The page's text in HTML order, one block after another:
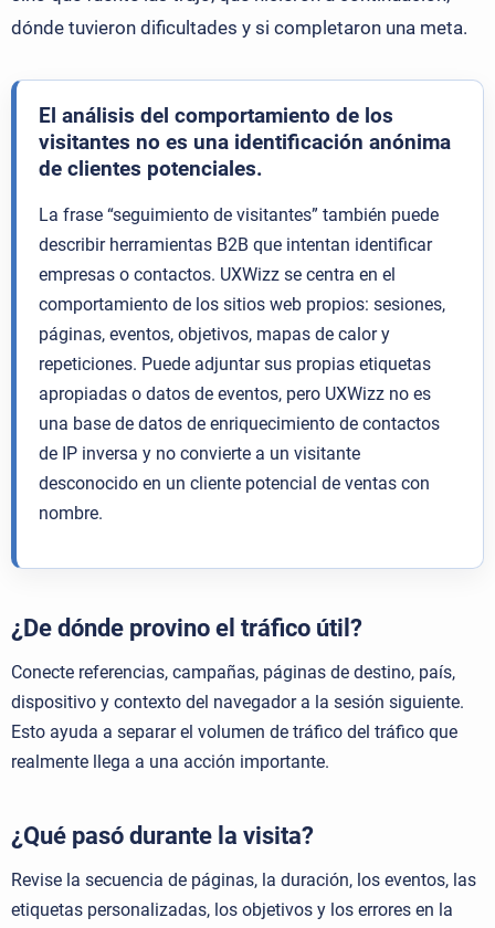
dónde tuvieron dificultades y si completaron una meta.
El análisis del comportamiento de los
visitantes no es una identificación anónima
de clientes potenciales.
La frase “seguimiento de visitantes” también puede
describir herramientas B2B que intentan identificar
empresas o contactos. UXWizz se centra en el
comportamiento de los sitios web propios: sesiones,
páginas, eventos, objetivos, mapas de calor y
repeticiones. Puede adjuntar sus propias etiquetas
apropiadas o datos de eventos, pero UXWizz no es
una base de datos de enriquecimiento de contactos
de IP inversa y no convierte a un visitante
desconocido en un cliente potencial de ventas con
nombre.
¿De dónde provino el tráfico útil?
Conecte referencias, campañas, páginas de destino, país,
dispositivo y contexto del navegador a la sesión siguiente.
Esto ayuda a separar el volumen de tráfico del tráfico que
realmente llega a una acción importante.
¿Qué pasó durante la visita?
Revise la secuencia de páginas, la duración, los eventos, las
etiquetas personalizadas, los objetivos y los errores en la